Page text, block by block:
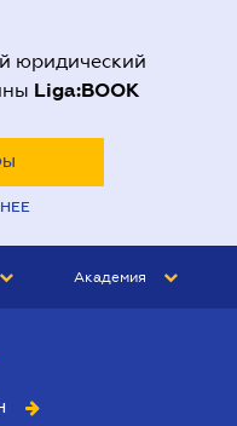
юридический
Liga:BOOK
Академия